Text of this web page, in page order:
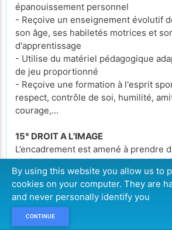
épanouissement personnel
- Reçoive un enseignement évolutif
son âge, ses habiletés motrices et
d'apprentissage
- Utilise du matériel pédagogique
de jeu proportionné
- Reçoive une formation à l'esprit
respect, contrôle de soi, humilité,
courage,...
15° DROIT A L'IMAGE
L’encadrement est amené à prendre
vidéos de vos enfants lors des
mettre sur le site web de l’Asbl sans
Si vous ne souhaitez pas que votre
photo ou filmé durant les activités,
demandons de bien vouloir décocher
lors de l’inscription que vous
By using this website you allow us to
cookies on your computer. They are
and never personally identify you
CONTINUE